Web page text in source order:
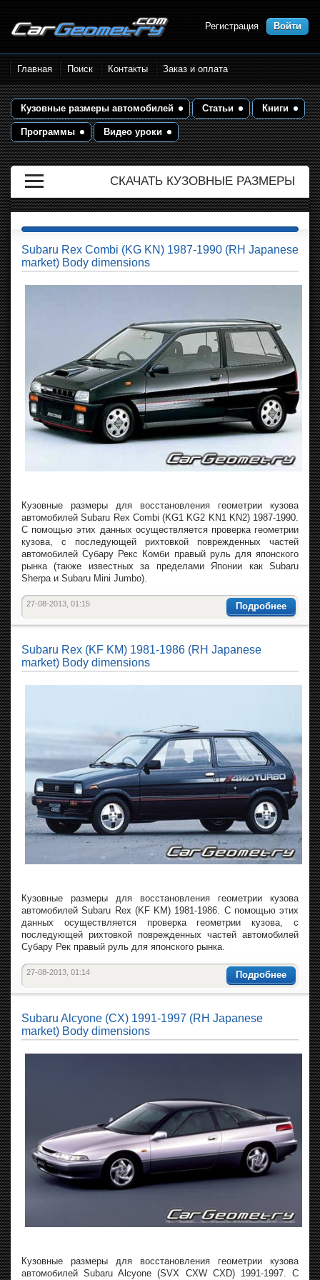
Размеры кузова автомобилей.
Контрольные точки и кузовные
размеры. Геометрия кузова
Регистрация Войти
Главная Поиск Контакты Заказ и оплата
Кузовные размеры автомобилей Статьи Книги
Программы Видео уроки
СКАЧАТЬ КУЗОВНЫЕ РАЗМЕРЫ
Subaru Rex Combi (KG KN) 1987-1990 (RH Japanese
market) Body dimensions
Кузовные размеры для восстановления геометрии кузова
автомобилей Subaru Rex Combi (KG1 KG2 KN1 KN2) 1987-1990.
С помощью этих данных осуществляется проверка геометрии
кузова, с последующей рихтовкой поврежденных частей
автомобилей Субару Рекс Комби правый руль для японского
рынка (также известных за пределами Японии как Subaru
Sherpa и Subaru Mini Jumbo).
Подробнее
27-08-2013, 01:15
Subaru Rex (KF KM) 1981-1986 (RH Japanese
market) Body dimensions
Кузовные размеры для восстановления геометрии кузова
автомобилей Subaru Rex (KF KM) 1981-1986. С помощью этих
данных осуществляется проверка геометрии кузова, с
последующей рихтовкой поврежденных частей автомобилей
Субару Рек правый руль для японского рынка.
Подробнее
27-08-2013, 01:14
Subaru Alcyone (CX) 1991-1997 (RH Japanese
market) Body dimensions
Кузовные размеры для восстановления геометрии кузова
автомобилей Subaru Alcyone (SVX CXW CXD) 1991-1997. С